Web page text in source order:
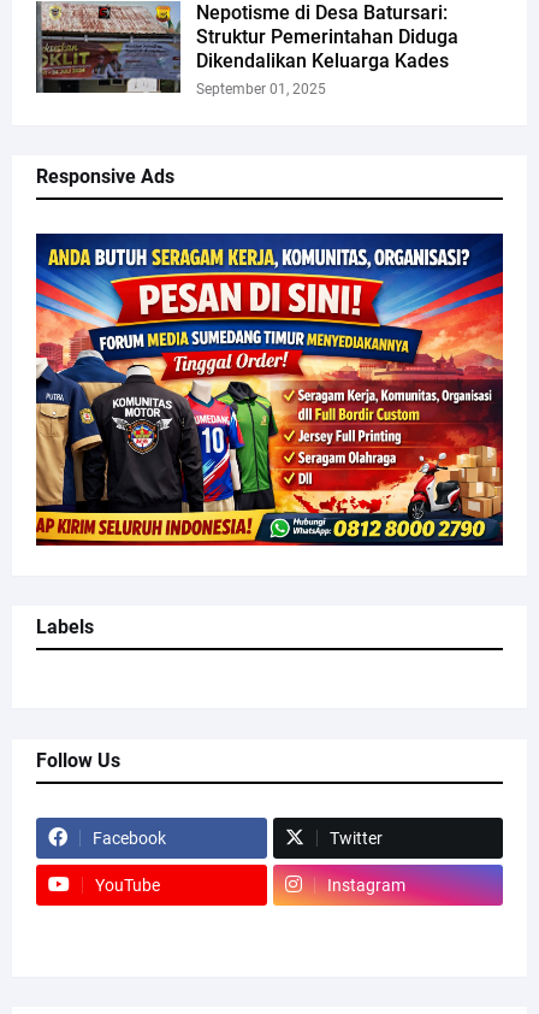
Nepotisme di Desa Batursari:
Struktur Pemerintahan Diduga
Dikendalikan Keluarga Kades
September 01, 2025
Responsive Ads
Labels
Follow Us
Facebook Twitter
YouTube Instagram